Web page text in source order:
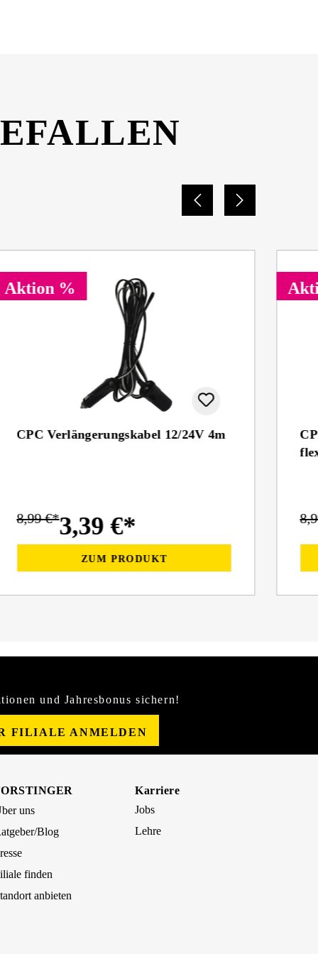
Aktion %
CPC Verlängerungskabel 12/24V 4m
3,39 €*
8,99 €*
ZUM PRODUKT
und Jahresbonus sichern!
FILIALE ANMELDEN
uns
Blog
finden
anbieten
Karriere
Jobs
Lehre